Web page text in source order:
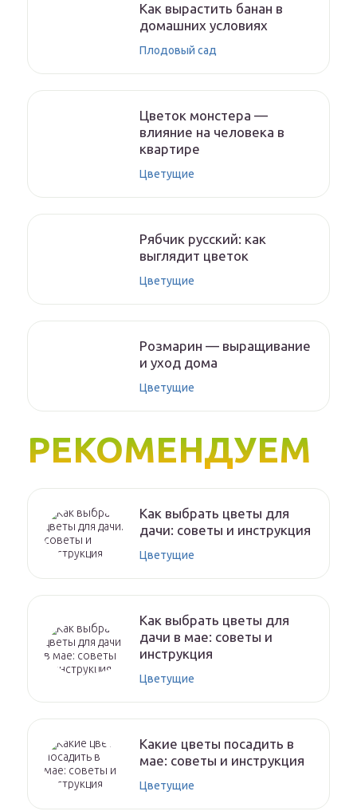
Как вырастить банан в
домашних условиях
Плодовый сад
Цветок монстера —
влияние на человека в
квартире
Цветущие
Рябчик русский: как
выглядит цветок
Цветущие
Розмарин — выращивание
и уход дома
Цветущие
РЕКОМЕНДУЕМ
Как выбрать цветы для
дачи: советы и инструкция
Цветущие
Как выбрать цветы для
дачи в мае: советы и
инструкция
Цветущие
Какие цветы посадить в
мае: советы и инструкция
Цветущие